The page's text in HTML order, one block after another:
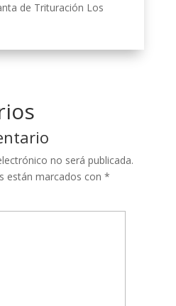
de Trituración Los
no será publicada.
están marcados con *